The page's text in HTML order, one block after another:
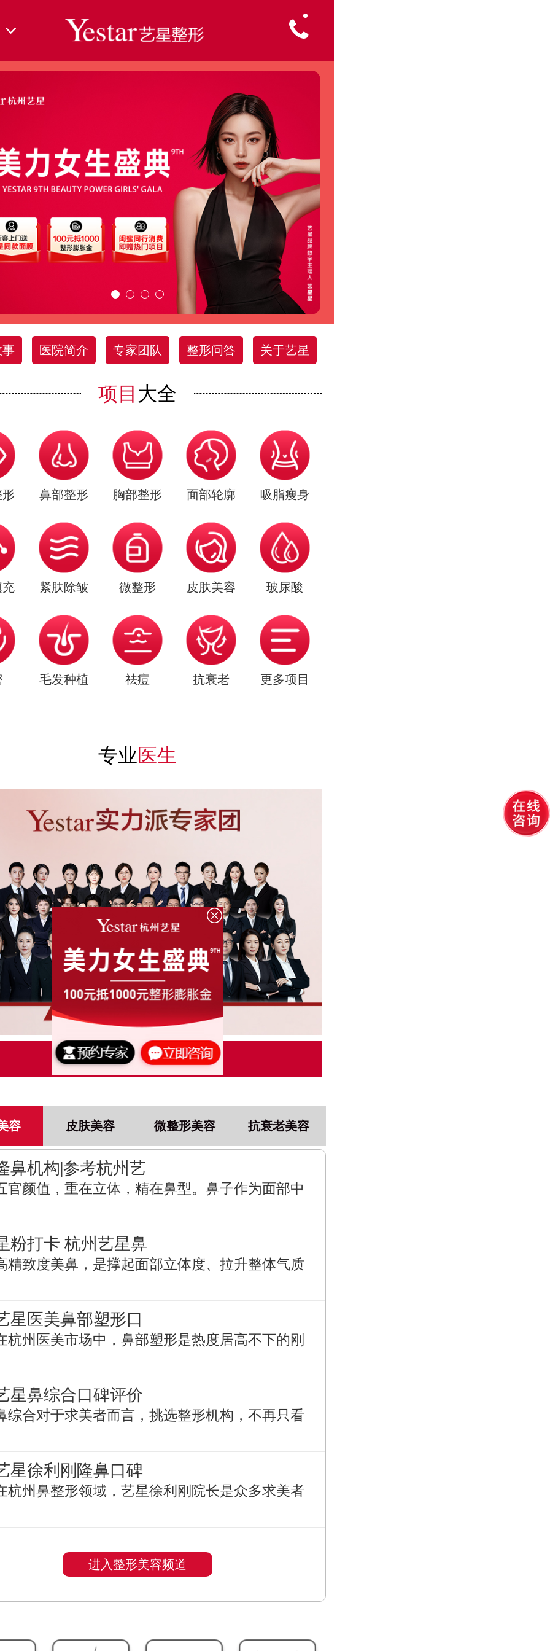
事 医院简介 专家团队 整形问答 关于艺星
项目 大全
鼻部整形 胸部整形 面部轮廓 吸脂瘦身
充 紧肤除皱 微整形 皮肤美容 玻尿酸
毛发种植 祛痘 抗衰老 更多项目
专业医生
点击了解更多
容 皮肤美容 微整形美容 抗衰老美容
鼻机构|参考杭州艺
官颜值，重在立体，精在鼻型。鼻子作为面部中
粉打卡 杭州艺星鼻
精致度美鼻，是撑起面部立体度、拉升整体气质
星医美鼻部塑形口
杭州医美市场中，鼻部塑形是热度居高不下的刚
星鼻综合口碑评价
综合对于求美者而言，挑选整形机构，不再只看
星徐利刚隆鼻口碑
杭州鼻整形领域，艺星徐利刚院长是众多求美者
进入整形美容频道